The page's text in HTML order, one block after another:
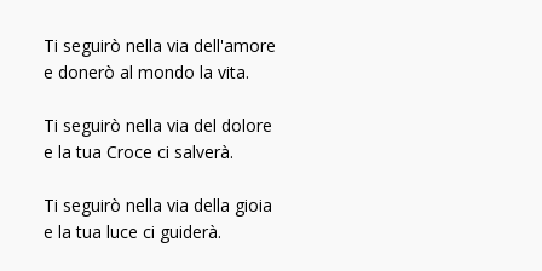
Ti seguirò nella via dell'amore
e donerò al mondo la vita.
Ti seguirò nella via del dolore
e la tua Croce ci salverà.
Ti seguirò nella via della gioia
e la tua luce ci guiderà.